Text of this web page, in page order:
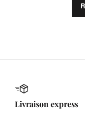
Livraison express